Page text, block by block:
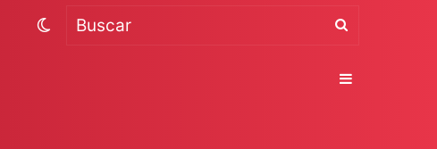
Switch